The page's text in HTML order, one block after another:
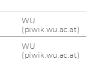
npoNewsletter 1/2020
WU
(piwik.wu.ac.at)
WU
(piwik.wu.ac.at)